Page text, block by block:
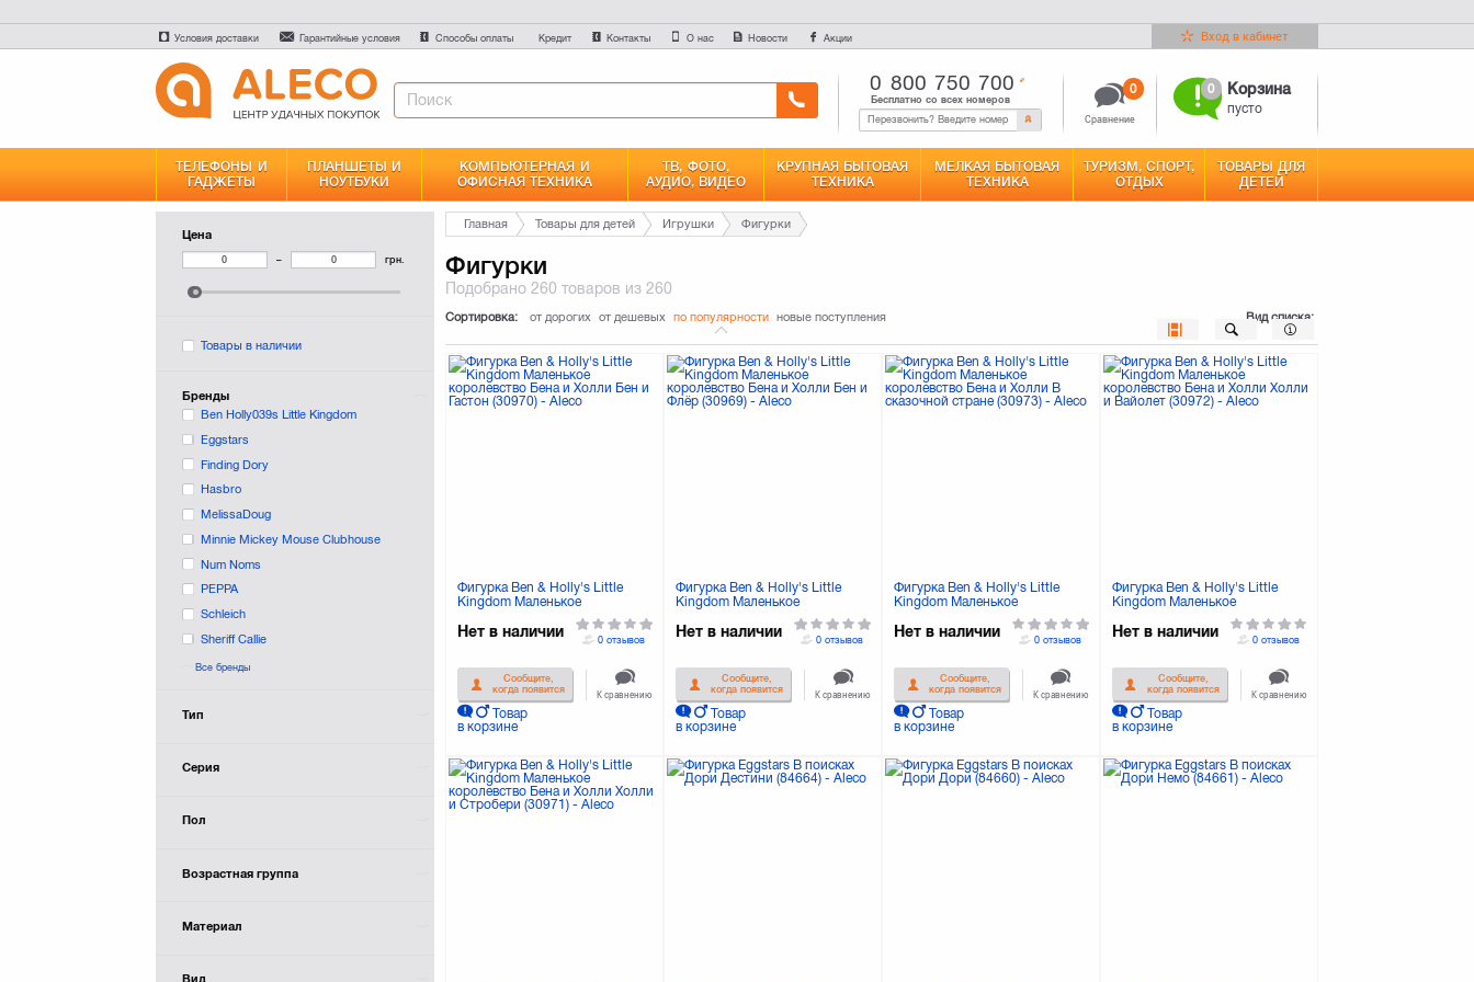
Условия доставки Гарантийные условия Способы оплаты Кредит Контакты О нас Новости Акции Вход в кабинет
0 800 750 700
Бесплатно со всех номеров
Сравнение
0 0 Корзина
пусто
ТЕЛЕФОНЫ И
ГАДЖЕТЫ
ПЛАНШЕТЫ И
НОУТБУКИ
КОМПЬЮТЕРНАЯ И
ОФИСНАЯ ТЕХНИКА
ТВ, ФОТО,
АУДИО, ВИДЕО
КРУПНАЯ БЫТОВАЯ
ТЕХНИКА
МЕЛКАЯ БЫТОВАЯ
ТЕХНИКА
ТУРИЗМ, СПОРТ,
ОТДЫХ
ТОВАРЫ ДЛЯ
ДЕТЕЙ
Цена
– грн.
Товары в наличии
Бренды
Ben Holly039s Little Kingdom
Eggstars
Finding Dory
Hasbro
MelissaDoug
Minnie Mickey Mouse Clubhouse
Num Noms
PEPPA
Schleich
Sheriff Callie
Shopkins
TMNT
Tolo Toys
Все бренды
Тип
Серия
Пол
Возрастная группа
Материал
Вид
Главная Товары для детей Игрушки Фигурки
Фигурки
Подобрано260 товаров из 260
Сортировка: от дорогих от дешевых по популярности новые поступления Вид списка:
Фигурка Ben & Holly's Little
Kingdom Маленькое
королевство Бена и Холли Бен
и Гастон (30970)
Нет в наличии
Сообщите,
когда появится
Товар
в корзине
0 отзывов
К сравнению
Фигурка Ben & Holly's Little
Kingdom Маленькое
королевство Бена и Холли Бен
и Флёр (30969)
Нет в наличии
Сообщите,
когда появится
Товар
в корзине
0 отзывов
К сравнению
Фигурка Ben & Holly's Little
Kingdom Маленькое
королевство Бена и Холли В
сказочной стране (30973)
Нет в наличии
Сообщите,
когда появится
Товар
в корзине
0 отзывов
К сравнению
Фигурка Ben & Holly's Little
Kingdom Маленькое
королевство Бена и Холли
Холли и Вайолет (30972)
Нет в наличии
Сообщите,
когда появится
Товар
в корзине
0 отзывов
К сравнению